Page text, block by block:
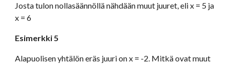
Josta tulon nollasäännöllä nähdään muut juuret, eli x = 5 ja
x = 6
Esimerkki 5
Alapuolisen yhtälön eräs juuri on x = -2. Mitkä ovat muut